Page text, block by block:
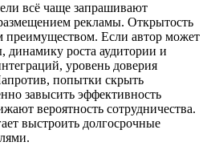
всё чаще запрашивают
рекламы. Открытость
преимуществом. Если автор может
динамику роста аудитории и
уровень доверия
попытки скрыть
завысить эффективность
вероятность сотрудничества.
выстроить долгосрочные